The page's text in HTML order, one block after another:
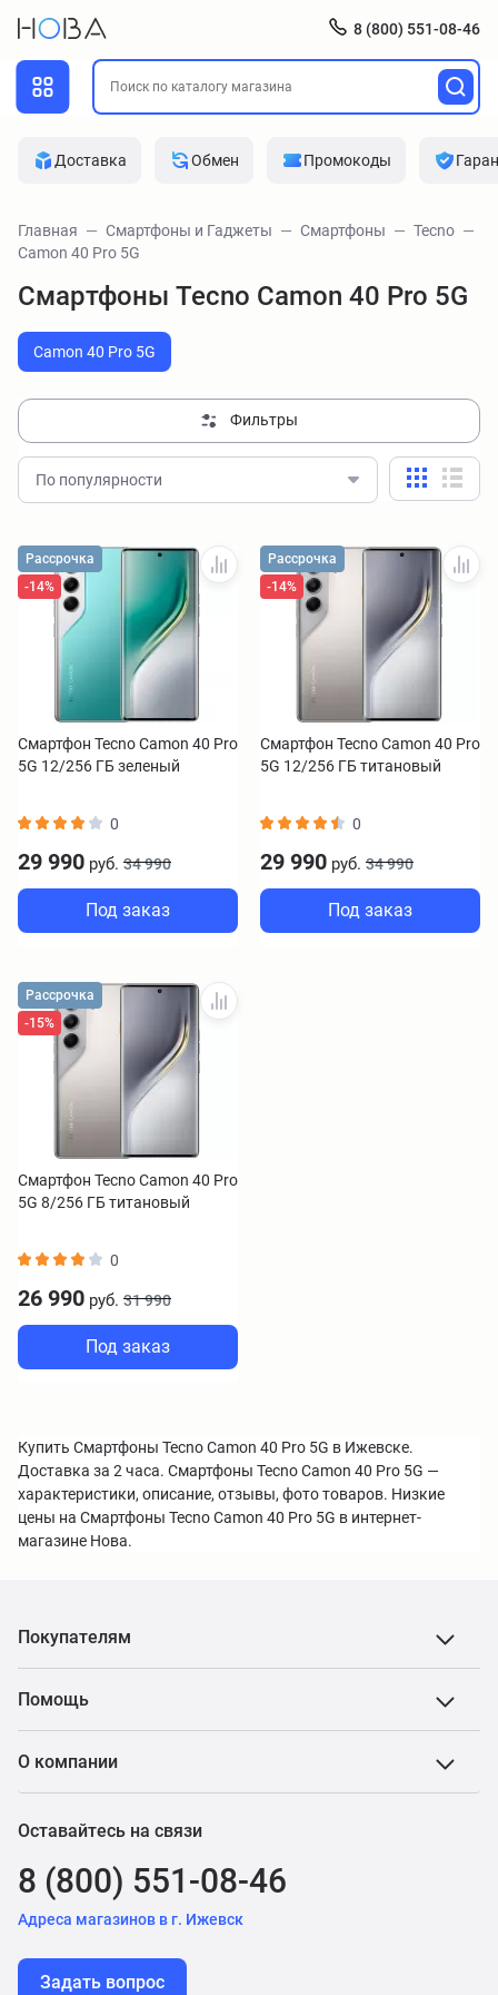
8 (800) 551-08-46
Доставка Обмен Промокоды
Главная Смартфоны и Гаджеты Смартфоны
Tecno
Camon 40 Pro 5G
Смартфоны Tecno Camon 40 Pro 5G
Camon 40 Pro 5G
Фильтры
По популярности
Рассрочка
-14%
Смартфон Tecno Camon 40 Pro
5G 12/256 ГБ зеленый
0
29 990 руб. 34 990
Под заказ
Рассрочка
-14%
Смартфон Tecno Camon 40 Pro
5G 12/256 ГБ титановый
0
29 990 руб. 34 990
Под заказ
Рассрочка
-15%
Смартфон Tecno Camon 40 Pro
5G 8/256 ГБ титановый
0
26 990 руб. 31 990
Под заказ
Купить Смартфоны Tecno Camon 40 Pro 5G в Ижевске.
Доставка за 2 часа. Смартфоны Tecno Camon 40 Pro 5G —
характеристики, описание, отзывы, фото товаров. Низкие
цены на Смартфоны Tecno Camon 40 Pro 5G в интернет-
магазине Нова.
Покупателям
Помощь
О компании
Оставайтесь на связи
8 (800) 551-08-46
Адреса магазинов в г. Ижевск
Задать вопрос